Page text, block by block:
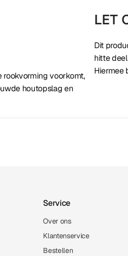
rookvorming voorkomt,
houtopslag en
LET
Dit
hitte
Hiermee
Service
Over ons
Klantenservice
Bestellen